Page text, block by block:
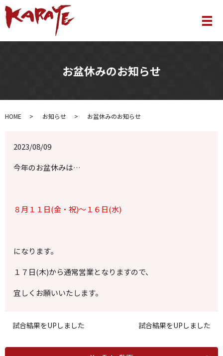
メ
お盆休みのお知らせ
HOME お知らせ お盆休みのお知らせ
2023/08/09
今年のお盆休みは…
８月１１日(金・祝)～１６日(水)
になります。
１７日(木)から通常営業となりますので、
宜しくお願いいたします。
試合結果をUPしました 試合結果をUPしました